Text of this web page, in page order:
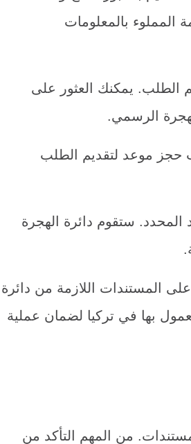
بالمعلومات
الطلب. يمكنك العثور على
الرسمي.
حجز موعد لتقديم الطلب
ستقوم دائرة الهجرة
المستندات اللازمة من دائرة
بها في تركيا لضمان عملية
من المهم التأكد من